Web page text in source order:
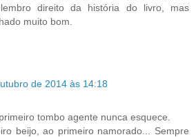
direito da história do livro, mas
muito bom.
de 2014 às 14:18
tombo agente nunca esquece.
beijo, ao primeiro namorado... Sempre